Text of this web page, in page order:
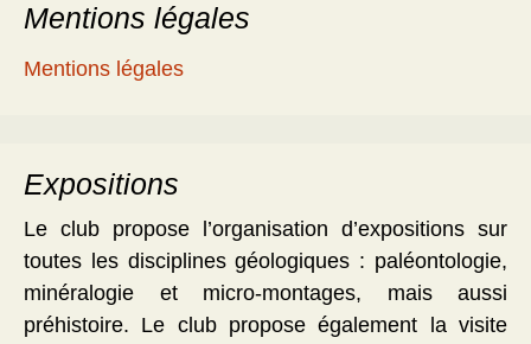
Mentions légales
Mentions légales
Expositions
Le club propose l’organisation d’expositions sur
toutes les disciplines géologiques : paléontologie,
minéralogie et micro-montages, mais aussi
préhistoire. Le club propose également la visite